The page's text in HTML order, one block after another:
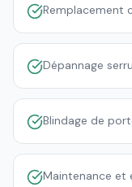
Remplacement
Dépannage
Blindage de
Maintenance et